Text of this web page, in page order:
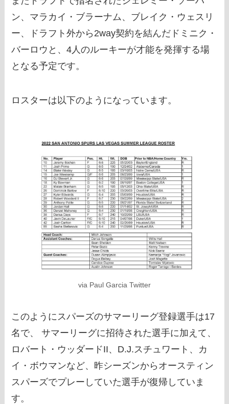
ン、マラカイ・ブラーナム、ブレイク・ウェスリ
ー、ドラフト外から2way契約を結んだドミニク・
バーロウと、4人のルーキーが才能を発揮する場
となる予定です。
ロスターは以下のようになっています。
via Paul Garcia Twitter
このようにスパーズのサマーリーグ登録選手は17
名で、 サマーリーグに招待された選手に加えて、
ロバート・ウッダードII、D.J.スチュワート、カ
イ・ボウマンなど、昨シーズンからオースティン
スパーズでプレーしていた選手が復帰していま
す。